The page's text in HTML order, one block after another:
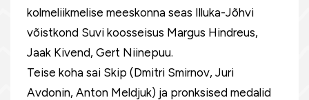
kolmeliikmelise meeskonna seas Illuka-Jõhvi
võistkond Suvi koosseisus Margus Hindreus,
Jaak Kivend, Gert Niinepuu.
Teise koha sai Skip (Dmitri Smirnov, Juri
Avdonin, Anton Meldjuk) ja pronksised medalid